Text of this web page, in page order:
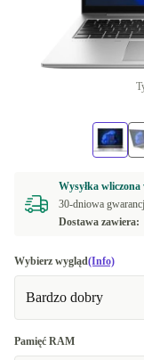
Wysyłka wliczona
30-dniowa
Dostawa zawiera:
Wybierz wygląd(Info)
Bardzo dobry
Pamięć RAM